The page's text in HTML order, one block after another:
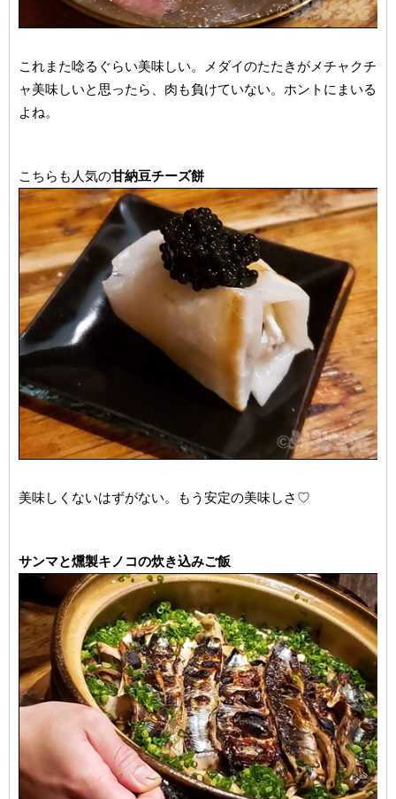
これまた唸るぐらい美味しい。メダイのたたきがメチャクチ
ャ美味しいと思ったら、肉も負けていない。ホントにまいる
よね。
こちらも人気の甘納豆チーズ餅
美味しくないはずがない。もう安定の美味しさ♡
サンマと燻製キノコの炊き込みご飯